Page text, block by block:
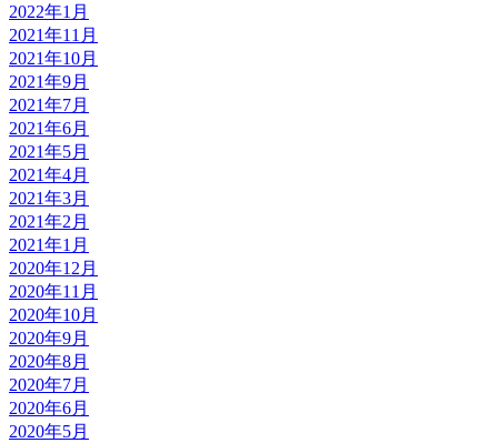
2022年1月
2021年11月
2021年10月
2021年9月
2021年7月
2021年6月
2021年5月
2021年4月
2021年3月
2021年2月
2021年1月
2020年12月
2020年11月
2020年10月
2020年9月
2020年8月
2020年7月
2020年6月
2020年5月